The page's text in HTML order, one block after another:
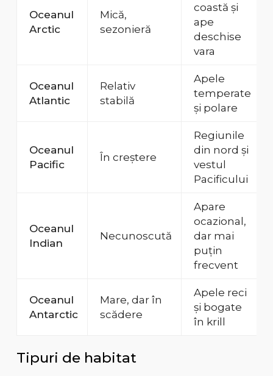
Oceanul
Arctic
Mică,
sezonieră
coastă și
ape
deschise
vara
Oceanul
Atlantic
Relativ
stabilă
Apele
temperate
și polare
Oceanul
Pacific
În creștere
Regiunile
din nord și
vestul
Pacificului
Oceanul
Indian
Necunoscută
Apare
ocazional,
dar mai
puțin
frecvent
Oceanul
Antarctic
Mare, dar în
scădere
Apele reci
și bogate
în krill
Tipuri de habitat